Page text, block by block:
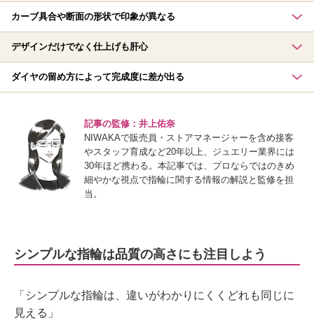
カーブ具合や断面の形状で印象が異なる
デザインだけでなく仕上げも肝心
ダイヤの留め方によって完成度に差が出る
記事の監修：井上佑奈
NIWAKAで販売員・ストアマネージャーを含め接客
やスタッフ育成など20年以上、ジュエリー業界には
30年ほど携わる。本記事では、プロならではのきめ
細やかな視点で指輪に関する情報の解説と監修を担
当。
シンプルな指輪は品質の高さにも注目しよう
「シンプルな指輪は、違いがわかりにくくどれも同じに
見える」